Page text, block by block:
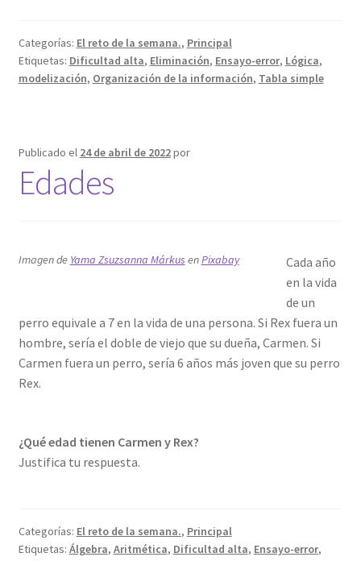
Categorías: El reto de la semana., Principal
Etiquetas: Dificultad alta, Eliminación, Ensayo-error, Lógica,
modelización, Organización de la información, Tabla simple
Publicado el 24 de abril de 2022por
Edades
Imagen de Yama Zsuzsanna Márkus enPixabay
Cada año
en la vida
de un
perro equivale a 7 en la vida de una persona. Si Rex fuera un
hombre, sería el doble de viejo que su dueña, Carmen. Si
Carmen fuera un perro, sería 6 años más joven que su perro
Rex.
¿Qué edad tienen Carmen y Rex?
Justifica tu respuesta.
Categorías: El reto de la semana., Principal
Etiquetas: Álgebra, Aritmética, Dificultad alta, Ensayo-error,